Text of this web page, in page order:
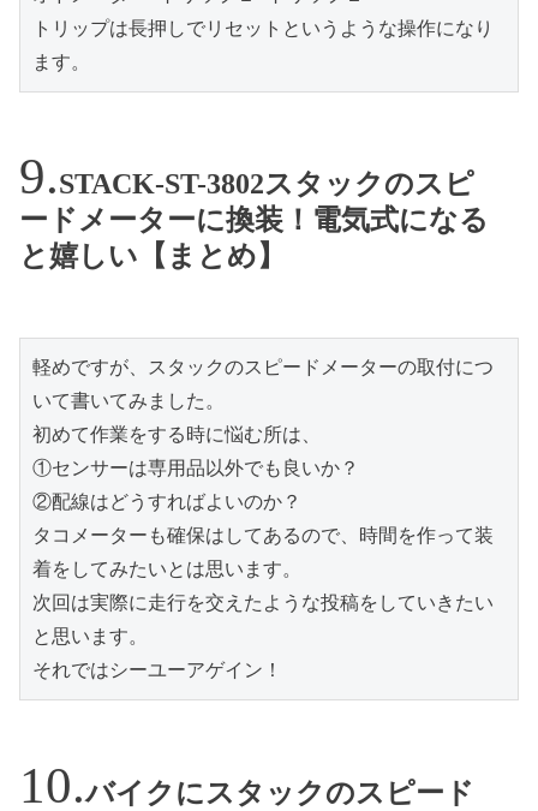
トリップは長押しでリセットというような操作になり
ます。
STACK-ST-3802スタックのスピ
ードメーターに換装！電気式になる
と嬉しい【まとめ】
軽めですが、スタックのスピードメーターの取付につ
いて書いてみました。
初めて作業をする時に悩む所は、
①センサーは専用品以外でも良いか？
②配線はどうすればよいのか？
タコメーターも確保はしてあるので、時間を作って装
着をしてみたいとは思います。
次回は実際に走行を交えたような投稿をしていきたい
と思います。
それではシーユーアゲイン！
バイクにスタックのスピード